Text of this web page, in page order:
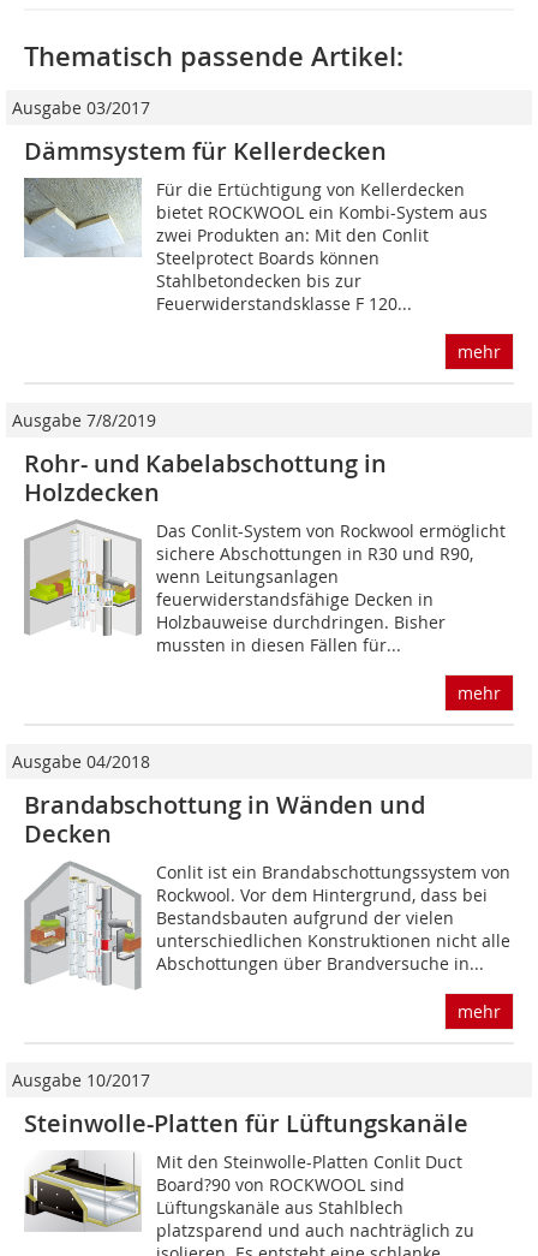
Thematisch passende Artikel:
Ausgabe 03/2017
Dämmsystem für Kellerdecken
Für die Ertüchtigung von Kellerdecken
bietet ROCKWOOL ein Kombi-System aus
zwei Produkten an: Mit den Conlit
Steelprotect Boards können
Stahlbetondecken bis zur
Feuerwiderstandsklasse F 120...
mehr
Ausgabe 7/8/2019
Rohr- und Kabelabschottung in
Holzdecken
Das Conlit-System von Rockwool ermöglicht
sichere Abschottungen in R30 und R90,
wenn Leitungsanlagen
feuerwiderstandsfähige Decken in
Holzbauweise durchdringen. Bisher
mussten in diesen Fällen für...
mehr
Ausgabe 04/2018
Brandabschottung in Wänden und
Decken
Conlit ist ein Brandabschottungssystem von
Rockwool. Vor dem Hintergrund, dass bei
Bestandsbauten aufgrund der vielen
unterschiedlichen Konstruktionen nicht alle
Abschottungen über Brandversuche in...
mehr
Ausgabe 10/2017
Steinwolle-Platten für Lüftungskanäle
Mit den Steinwolle-Platten Conlit Duct
Board?90 von ROCKWOOL sind
Lüftungskanäle aus Stahlblech
platzsparend und auch nachträglich zu